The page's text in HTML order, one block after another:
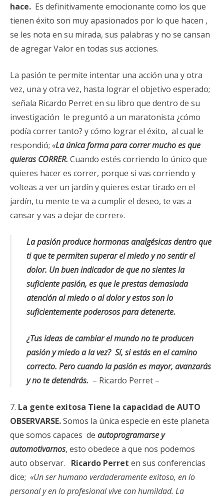
hace. Es definitivamente emocionante como los que
tienen éxito son muy apasionados por lo que hacen ,
se les nota en su mirada, sus palabras y no se cansan
de agregar Valor en todas sus acciones.
La pasión te permite intentar una acción una y otra
vez, una y otra vez, hasta lograr el objetivo esperado;
señala Ricardo Perret en su libro que dentro de su
investigación le preguntó a un maratonista ¿cómo
podía correr tanto? y cómo lograr el éxito, al cual le
respondió; «La única forma para correr mucho es que
quieras CORRER. Cuando estés corriendo lo único que
quieres hacer es correr, porque si vas corriendo y
volteas a ver un jardín y quieres estar tirado en el
jardín, tu mente te va a cumplir el deseo, te vas a
cansar y vas a dejar de correr».
La pasión produce hormonas analgésicas dentro que
ti que te permiten superar el miedo y no sentir el
dolor. Un buen indicador de que no sientes la
suficiente pasión, es que le prestas demasiada
atención al miedo o al dolor y estos son lo
suficientemente poderosos para detenerte.
¿Tus ideas de cambiar el mundo no te producen
pasión y miedo a la vez? Sí, si estás en el camino
correcto. Pero cuando la pasión es mayor, avanzarás
y no te detendrás. – Ricardo Perret –
7. La gente exitosa Tiene la capacidad de AUTO
OBSERVARSE.Somos la única especie en este planeta
que somos capaces de autoprogramarse y
automotivarnos, esto obedece a que nos podemos
auto observar.
Ricardo Perret en sus conferencias
dice; «Un ser humano verdaderamente exitoso, en lo
personal y en lo profesional vive con humildad. La